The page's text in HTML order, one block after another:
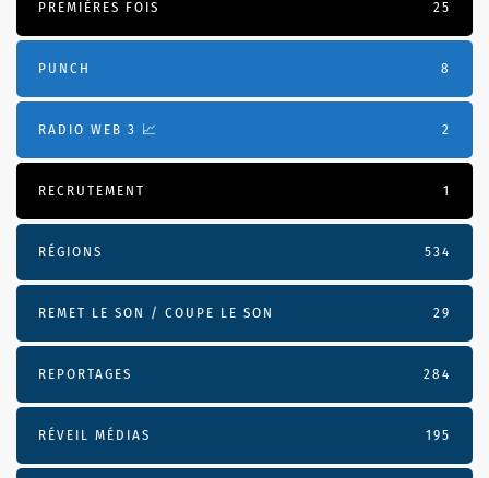
PREMIÈRES FOIS 25
PUNCH 8
RADIO WEB 3 📈 2
RECRUTEMENT 1
RÉGIONS 534
REMET LE SON / COUPE LE SON 29
REPORTAGES 284
RÉVEIL MÉDIAS 195